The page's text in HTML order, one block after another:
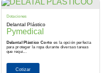
Dotaciones
Delantal Plástico
Pymedical
Delantal Plástico Corto es la opción perfecta
para proteger la ropa durante diversas tareas
que requi...
Cotizar